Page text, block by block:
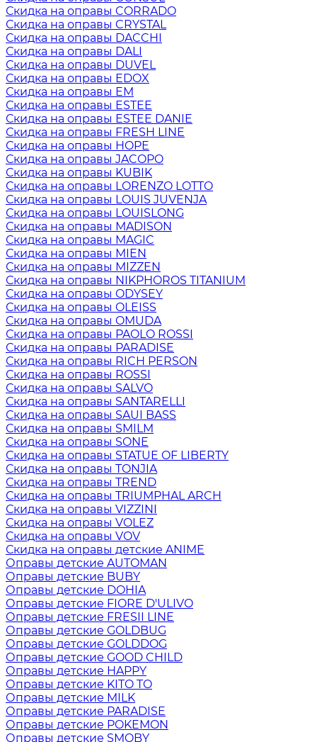
Скидка на оправы CORRADO
Скидка на оправы CRYSTAL
Скидка на оправы DACCHI
Скидка на оправы DALI
Скидка на оправы DUVEL
Скидка на оправы EDOX
Скидка на оправы EM
Скидка на оправы ESTEE
Скидка на оправы ESTEE DANIE
Скидка на оправы FRESH LINE
Скидка на оправы HOPE
Скидка на оправы JACOPO
Скидка на оправы KUBIK
Скидка на оправы LORENZO LOTTO
Скидка на оправы LOUIS JUVENJA
Скидка на оправы LOUISLONG
Скидка на оправы MADISON
Скидка на оправы MAGIC
Скидка на оправы MIEN
Скидка на оправы MIZZEN
Скидка на оправы NIKPHOROS TITANIUM
Скидка на оправы ODYSEY
Скидка на оправы OLEISS
Скидка на оправы OMUDA
Скидка на оправы PAOLO ROSSI
Скидка на оправы PARADISE
Скидка на оправы RICH PERSON
Скидка на оправы ROSSI
Скидка на оправы SALVO
Скидка на оправы SANTARELLI
Скидка на оправы SAUI BASS
Скидка на оправы SMILM
Скидка на оправы SONE
Скидка на оправы STATUE OF LIBERTY
Скидка на оправы TONJIA
Скидка на оправы TREND
Скидка на оправы TRIUMPHAL ARCH
Скидка на оправы VIZZINI
Скидка на оправы VOLEZ
Скидка на оправы VOV
Скидка на оправы детские ANIME
Оправы детские AUTOMAN
Оправы детские BUBY
Оправы детские DOHIA
Оправы детские FIORE D'ULIVO
Оправы детские FRESII LINE
Оправы детские GOLDBUG
Оправы детские GOLDDOG
Оправы детские GOOD CHILD
Оправы детские HAPPY
Оправы детские KITO TO
Оправы детские MILK
Оправы детские PARADISE
Оправы детские POKEMON
Оправы детские SMOBY